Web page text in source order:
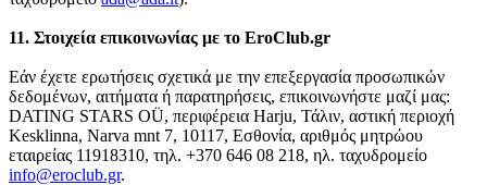
11. Στοιχεία επικοινωνίας με το EroClub.gr
Εάν έχετε ερωτήσεις σχετικά με την επεξεργασία προσωπικών
δεδομένων, αιτήματα ή παρατηρήσεις, επικοινωνήστε μαζί μας:
DATING STARS OÜ, περιφέρεια Harju, Τάλιν, αστική περιοχή
Kesklinna, Narva mnt 7, 10117, Εσθονία, αριθμός μητρώου
εταιρείας 11918310, τηλ. +370 646 08 218, ηλ. ταχυδρομείο
info@eroclub.gr.